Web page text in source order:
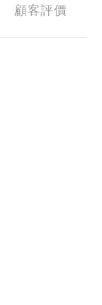
顧客評價